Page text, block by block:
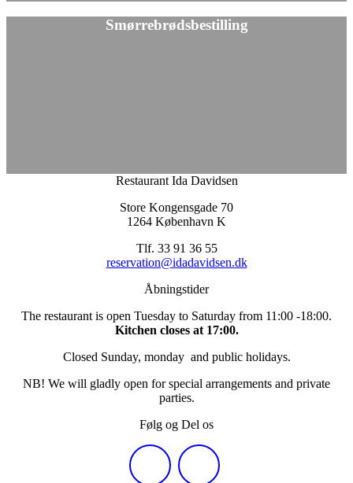
Smørrebrødsbestilling
Restaurant Ida Davidsen
Store Kongensgade 70
1264 København K
Tlf. 33 91 36 55
reservation@idadavidsen.dk
Åbningstider
The restaurant is open Tuesday to Saturday from 11:00 -18:00.
Kitchen closes at 17:00.
Closed Sunday, monday and public holidays.
NB! We will gladly open for special arrangements and private
parties.
Følg og Del os